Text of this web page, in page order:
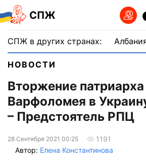
СПЖ
СПЖ в других странах:
НОВОСТИ
Вторжение патриарха
Варфоломея в
– Предстоятель РПЦ
28 Сентября 2021 00:25
1191
Автор: Елена Константинова